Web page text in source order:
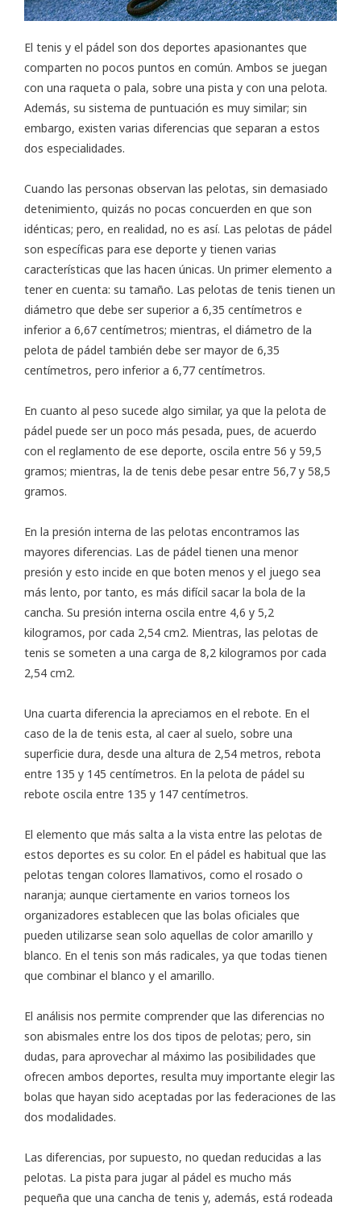
El tenis y el pádel son dos deportes apasionantes que
comparten no pocos puntos en común. Ambos se juegan
con una raqueta o pala, sobre una pista y con una pelota.
Además, su sistema de puntuación es muy similar; sin
embargo, existen varias diferencias que separan a estos
dos especialidades.
Cuando las personas observan las pelotas, sin demasiado
detenimiento, quizás no pocas concuerden en que son
idénticas; pero, en realidad, no es así. Las pelotas de pádel
son específicas para ese deporte y tienen varias
características que las hacen únicas. Un primer elemento a
tener en cuenta: su tamaño. Las pelotas de tenis tienen un
diámetro que debe ser superior a 6,35 centímetros e
inferior a 6,67 centímetros; mientras, el diámetro de la
pelota de pádel también debe ser mayor de 6,35
centímetros, pero inferior a 6,77 centímetros.
En cuanto al peso sucede algo similar, ya que la pelota de
pádel puede ser un poco más pesada, pues, de acuerdo
con el reglamento de ese deporte, oscila entre 56 y 59,5
gramos; mientras, la de tenis debe pesar entre 56,7 y 58,5
gramos.
En la presión interna de las pelotas encontramos las
mayores diferencias. Las de pádel tienen una menor
presión y esto incide en que boten menos y el juego sea
más lento, por tanto, es más difícil sacar la bola de la
cancha. Su presión interna oscila entre 4,6 y 5,2
kilogramos, por cada 2,54 cm2. Mientras, las pelotas de
tenis se someten a una carga de 8,2 kilogramos por cada
2,54 cm2.
Una cuarta diferencia la apreciamos en el rebote. En el
caso de la de tenis esta, al caer al suelo, sobre una
superficie dura, desde una altura de 2,54 metros, rebota
entre 135 y 145 centímetros. En la pelota de pádel su
rebote oscila entre 135 y 147 centímetros.
El elemento que más salta a la vista entre las pelotas de
estos deportes es su color. En el pádel es habitual que las
pelotas tengan colores llamativos, como el rosado o
naranja; aunque ciertamente en varios torneos los
organizadores establecen que las bolas oficiales que
pueden utilizarse sean solo aquellas de color amarillo y
blanco. En el tenis son más radicales, ya que todas tienen
que combinar el blanco y el amarillo.
El análisis nos permite comprender que las diferencias no
son abismales entre los dos tipos de pelotas; pero, sin
dudas, para aprovechar al máximo las posibilidades que
ofrecen ambos deportes, resulta muy importante elegir las
bolas que hayan sido aceptadas por las federaciones de las
dos modalidades.
Las diferencias, por supuesto, no quedan reducidas a las
pelotas. La pista para jugar al pádel es mucho más
pequeña que una cancha de tenis y, además, está rodeada